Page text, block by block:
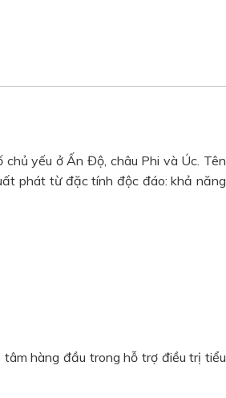
yếu ở Ấn Độ, châu Phi và Úc. Tên
phát từ đặc tính độc đáo: khả năng
tâm hàng đầu trong hỗ trợ điều trị tiểu